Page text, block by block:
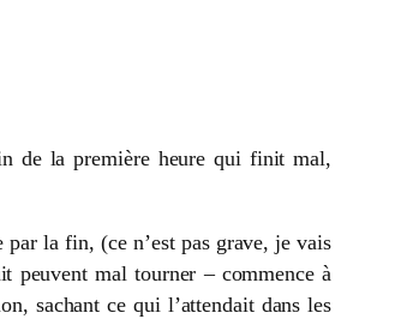
de la première heure qui finit mal,
la fin, (ce n’est pas grave, je vais
peuvent mal tourner – commence à
sachant ce qui l’attendait dans les